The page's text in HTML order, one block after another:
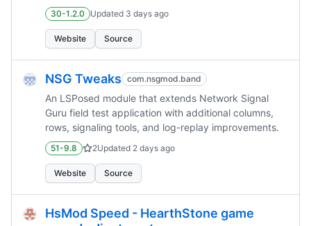
30-1.2.0 Updated 3 days ago
Website Source
NSG Tweaks com.nsgmod.band
An LSPosed module that extends Network Signal
Guru field test application with additional columns,
rows, signaling tools, and log-replay improvements.
51-9.8 2Updated 2 days ago
Website Source
HsMod Speed - HearthStone game